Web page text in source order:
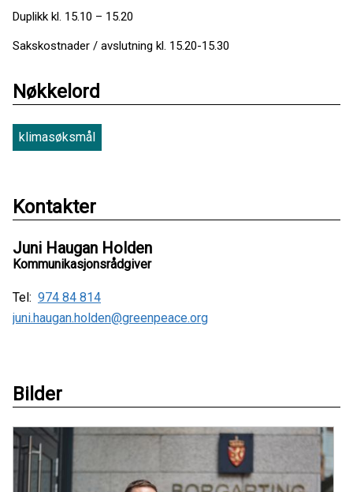
Duplikk kl. 15.10 – 15.20
Sakskostnader / avslutning kl. 15.20-15.30
Nøkkelord
klimasøksmål
Kontakter
Juni Haugan Holden
Kommunikasjonsrådgiver
Tel: 974 84 814
juni.haugan.holden@greenpeace.org
Bilder